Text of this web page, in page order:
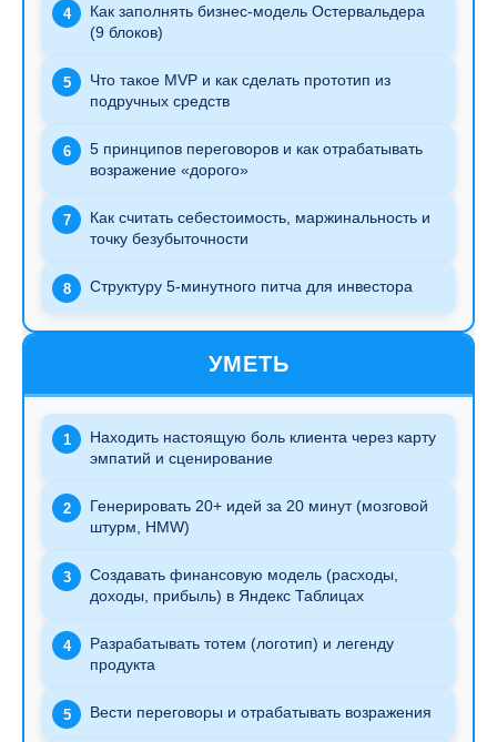
4
Как заполнять бизнес-модель Остервальдера
(9 блоков)
5
Что такое MVP и как сделать прототип из
подручных средств
6
5 принципов переговоров и как отрабатывать
возражение «дорого»
7
Как считать себестоимость, маржинальность и
точку безубыточности
8 Структуру 5-минутного питча для инвестора
УМЕТЬ
1
Находить настоящую боль клиента через карту
эмпатий и сценирование
2
Генерировать 20+ идей за 20 минут (мозговой
штурм, HMW)
3
Создавать финансовую модель (расходы,
доходы, прибыль) в Яндекс Таблицах
4
Разрабатывать тотем (логотип) и легенду
продукта
5 Вести переговоры и отрабатывать возражения